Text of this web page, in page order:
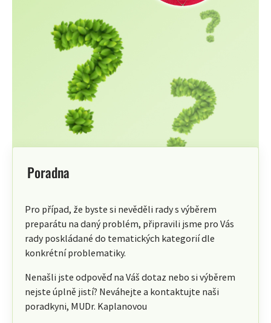
Poradna
Pro případ, že byste si nevěděli rady s výběrem
preparátu na daný problém, připravili jsme pro Vás
rady poskládané do tematických kategorií dle
konkrétní problematiky.
Nenašli jste odpověď na Váš dotaz nebo si výběrem
nejste úplně jistí? Neváhejte a kontaktujte naši
poradkyni, MUDr. Kaplanovou